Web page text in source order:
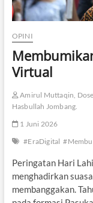
OPINI
Virtual
Amirul Muttaqin,
Hasbullah Jombang.
1 Juni 2026
#EraDigital
Peringatan Hari
menghadirkan
membanggakan.